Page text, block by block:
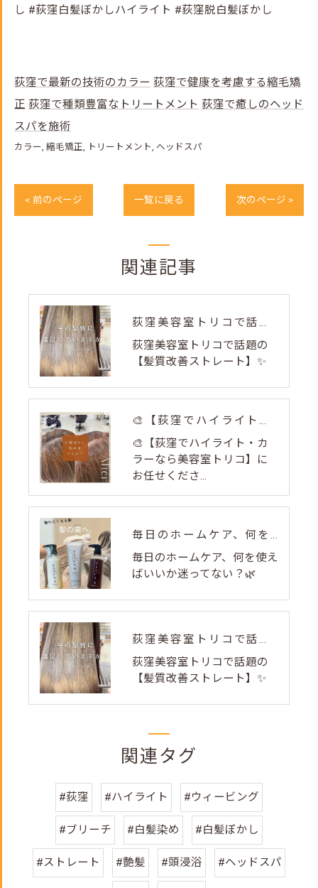
し #荻窪白髪ぼかしハイライト #荻窪脱白髪ぼかし
荻窪で最新の技術のカラー 荻窪で健康を考慮する縮毛矯
正 荻窪で種類豊富なトリートメント 荻窪で癒しのヘッド
スパを施術
カラー 縮毛矯正 トリートメント ヘッドスパ
< 前のページ 一覧に戻る 次のページ >
関連記事
荻窪美容室トリコで話題の【髪質改善ストレート】✨
荻窪美容室トリコで話題の
【髪質改善ストレート】✨
🎨【荻窪でハイライト・カラーなら美容室トリコ】にお任せくださ...
🎨【荻窪でハイライト・カ
ラーなら美容室トリコ】に
お任せくださ...
毎日のホームケア、何を使えばいいか迷ってない？🌿
毎日のホームケア、何を使え
ばいいか迷ってない？🌿
荻窪美容室トリコで話題の【髪質改善ストレート】✨
荻窪美容室トリコで話題の
【髪質改善ストレート】✨
関連タグ
#荻窪 #ハイライト #ウィービング
#ブリーチ #白髪染め #白髪ぼかし
#ストレート #艶髪 #頭浸浴 #ヘッドスパ